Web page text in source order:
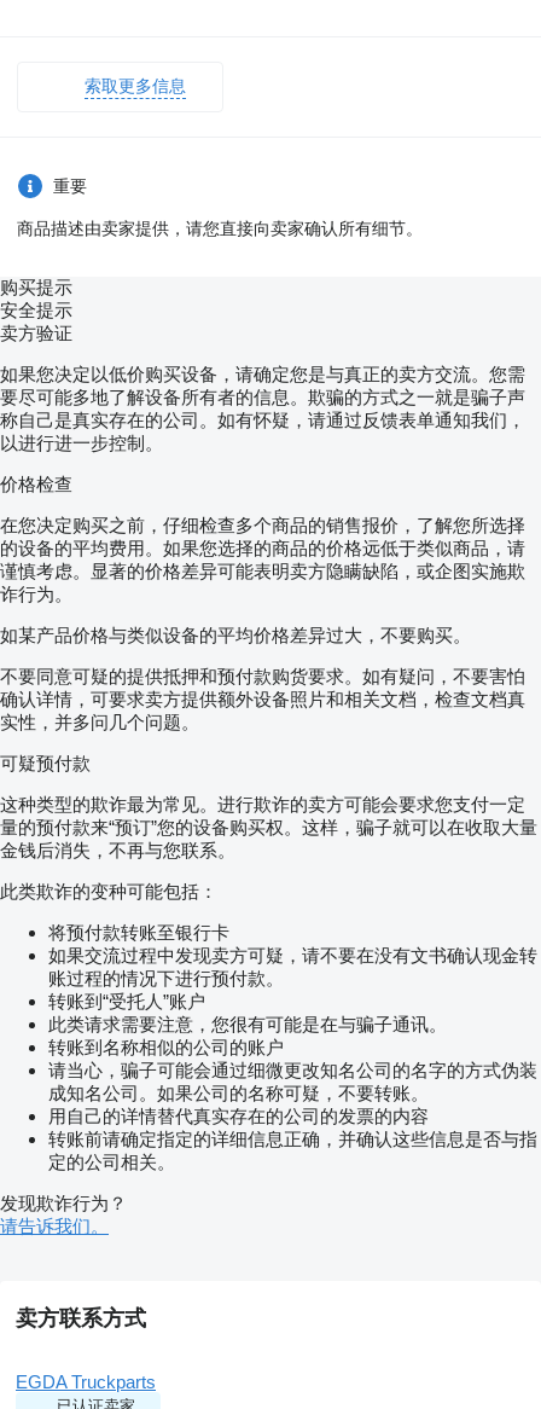
索取更多信息
重要
商品描述由卖家提供，请您直接向卖家确认所有细节。
购买提示
安全提示
卖方验证
如果您决定以低价购买设备，请确定您是与真正的卖方交流。您需
要尽可能多地了解设备所有者的信息。欺骗的方式之一就是骗子声
称自己是真实存在的公司。如有怀疑，请通过反馈表单通知我们，
以进行进一步控制。
价格检查
在您决定购买之前，仔细检查多个商品的销售报价，了解您所选择
的设备的平均费用。如果您选择的商品的价格远低于类似商品，请
谨慎考虑。显著的价格差异可能表明卖方隐瞒缺陷，或企图实施欺
诈行为。
如某产品价格与类似设备的平均价格差异过大，不要购买。
不要同意可疑的提供抵押和预付款购货要求。如有疑问，不要害怕
确认详情，可要求卖方提供额外设备照片和相关文档，检查文档真
实性，并多问几个问题。
可疑预付款
这种类型的欺诈最为常见。进行欺诈的卖方可能会要求您支付一定
量的预付款来“预订”您的设备购买权。这样，骗子就可以在收取大量
金钱后消失，不再与您联系。
此类欺诈的变种可能包括：
将预付款转账至银行卡
如果交流过程中发现卖方可疑，请不要在没有文书确认现金转
账过程的情况下进行预付款。
转账到“受托人”账户
此类请求需要注意，您很有可能是在与骗子通讯。
转账到名称相似的公司的账户
请当心，骗子可能会通过细微更改知名公司的名字的方式伪装
成知名公司。如果公司的名称可疑，不要转账。
用自己的详情替代真实存在的公司的发票的内容
转账前请确定指定的详细信息正确，并确认这些信息是否与指
定的公司相关。
发现欺诈行为？
请告诉我们。
卖方联系方式
EGDA Truckparts